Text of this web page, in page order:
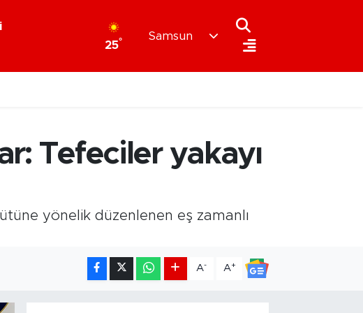
25°
Samsun
Tefeciler yakayı
yönelik düzenlenen eş zamanlı
A- A+